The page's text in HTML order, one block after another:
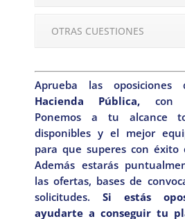
OTRAS CUESTIONES
Aprueba las oposiciones
Hacienda Pública, con
Ponemos a tu alcance
disponibles y el mejor
para que superes con éxito
Además estarás
las ofertas, bases de
solicitudes. Si estás
ayudarte a conseguir tu